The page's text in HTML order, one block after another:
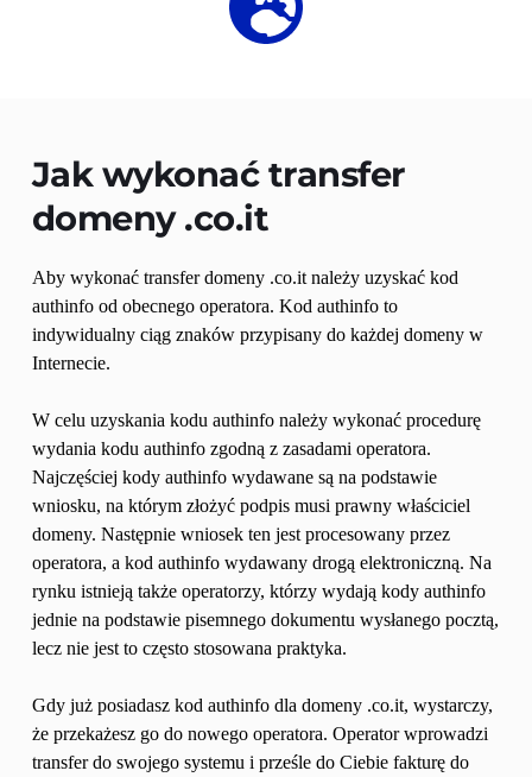
Jak wykonać transfer
domeny .co.it
Aby wykonać transfer domeny .co.it należy uzyskać kod
authinfo od obecnego operatora. Kod authinfo to
indywidualny ciąg znaków przypisany do każdej domeny w
Internecie.
W celu uzyskania kodu authinfo należy wykonać procedurę
wydania kodu authinfo zgodną z zasadami operatora.
Najczęściej kody authinfo wydawane są na podstawie
wniosku, na którym złożyć podpis musi prawny właściciel
domeny. Następnie wniosek ten jest procesowany przez
operatora, a kod authinfo wydawany drogą elektroniczną. Na
rynku istnieją także operatorzy, którzy wydają kody authinfo
jednie na podstawie pisemnego dokumentu wysłanego pocztą,
lecz nie jest to często stosowana praktyka.
Gdy już posiadasz kod authinfo dla domeny .co.it, wystarczy,
że przekażesz go do nowego operatora. Operator wprowadzi
transfer do swojego systemu i prześle do Ciebie fakturę do